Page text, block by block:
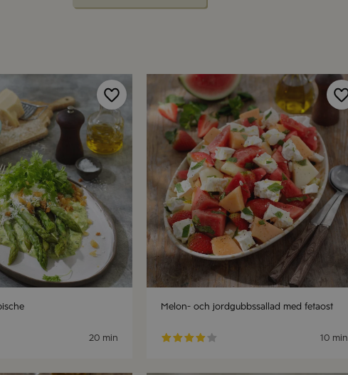
20 min
Melon- och jordgubbssallad med fetaost
10 min